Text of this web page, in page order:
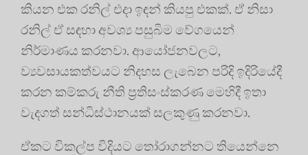
කියන එක රනිල් එදා ඉඳන් කියපු එකක්. ඒ නිසා
රනිල් ඒ සඳහා අවශ්‍ය පසුබිම වේගයෙන්
නිර්මාණය කරනවා. ආයෝජනවලට,
ව්‍යවසායකත්වයට නිදහස ලැබෙන පරිදි ඉදිරියේදී
කරන කම්කරු නීති ප්‍රතිසංස්කරණ මෙහිදී ඉතා
වැදගත් සන්ධිස්ථානයක් සලකුණු කරනවා.
ඒකට විකල්ප විදියට තෝරාගන්නට තියෙන්නෙ